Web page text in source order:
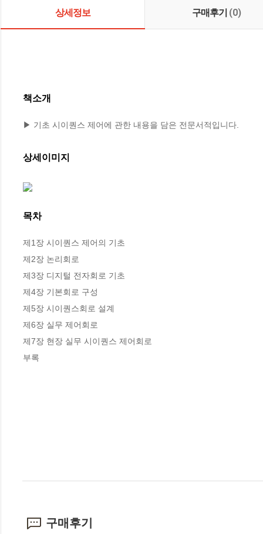
상세정보 구매후기 (0)
책소개
▶ 기초 시이퀀스 제어에 관한 내용을 담은 전문서적입니다.
상세이미지
목차
제1장 시이퀀스 제어의 기초
제2장 논리회로
제3장 디지털 전자회로 기초
제4장 기본회로 구성
제5장 시이퀀스회로 설계
제6장 실무 제어회로
제7장 현장 실무 시이퀀스 제어회로
부록
구매후기